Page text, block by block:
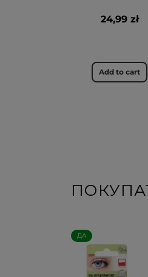
24,99 zł
Add to cart
ДА